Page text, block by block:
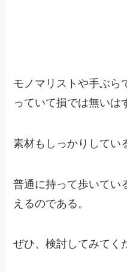
モノマリストや手ぶら
っていて損では無いは
素材もしっかりしてい
普通に持って歩いてい
えるのである。
ぜひ、検討してみてく